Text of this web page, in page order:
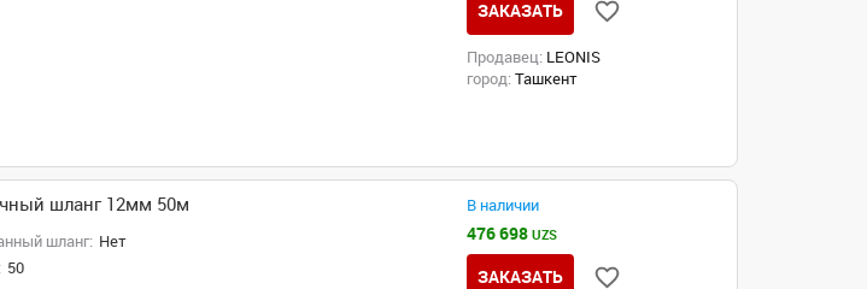
ЗАКАЗАТЬ
Продавец: LEONIS
город: Ташкент
шланг 12мм 50м
шланг: Нет
50
В наличии
476 698UZS
ЗАКАЗАТЬ